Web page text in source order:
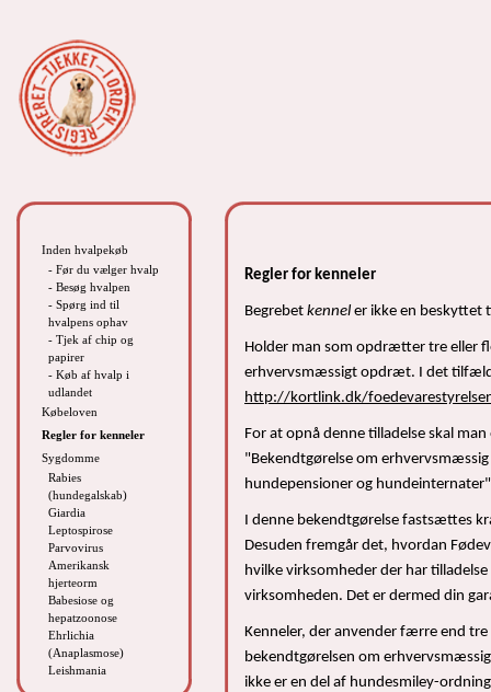
Inden hvalpekøb
- Før du vælger hvalp
- Besøg hvalpen
- Spørg ind til
hvalpens ophav
- Tjek af chip og
papirer
- Køb af hvalp i
udlandet
Købeloven
Regler for kenneler
Sygdomme
Rabies
(hundegalskab)
Giardia
Leptospirose
Parvovirus
Amerikansk
hjerteorm
Babesiose og
hepatzoonose
Ehrlichia
(Anaplasmose)
Leishmania
Regler for kenneler
Begrebet kennel er ikke en beskyttet
Holder man som opdrætter tre eller
erhvervsmæssigt opdræt. I det
http://kortlink.dk/
For at opnå denne tilladelse skal
"Bekendtgørelse om
hundepensioner og
I denne bekendtgørelse fastsættes
Desuden fremgår det, hvordan
hvilke virksomheder der har
virksomheden. Det er dermed din
Kenneler, der anvender færre end
bekendtgørelsen om
ikke er en del af hundesmiley-